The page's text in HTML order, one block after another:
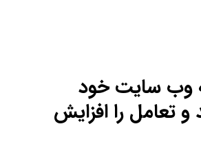
وب سایت خود
و تعامل را افزایش